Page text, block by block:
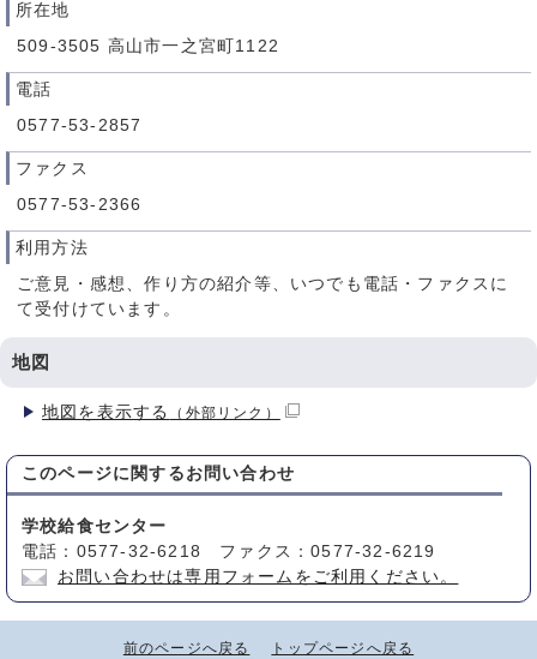
所在地
509-3505 高山市一之宮町1122
電話
0577-53-2857
ファクス
0577-53-2366
利用方法
ご意見・感想、作り方の紹介等、いつでも電話・ファクスに
て受付けています。
地図
地図を表示する （外部リンク）
このページに関する お問い合わせ
学校給食センター
電話：0577-32-6218 ファクス：0577-32-6219
お問い合わせは専用フォームをご利用ください。
前のページへ戻る トップページへ戻る